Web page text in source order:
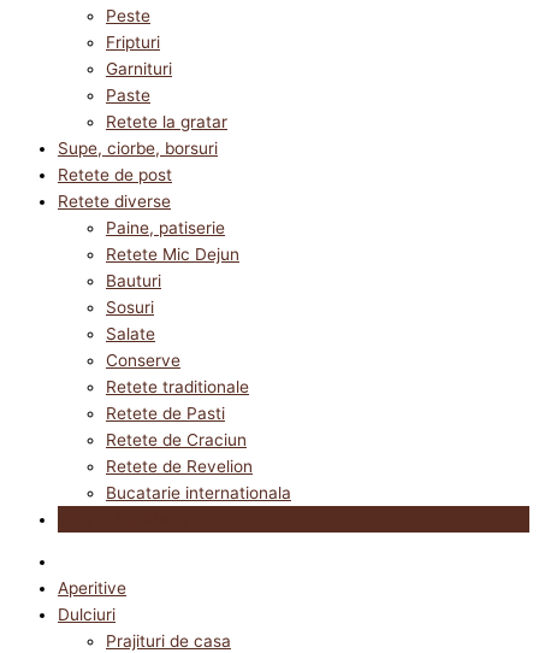
Peste
Fripturi
Garnituri
Paste
Retete la gratar
Supe, ciorbe, borsuri
Retete de post
Retete diverse
Paine, patiserie
Retete Mic Dejun
Bauturi
Sosuri
Salate
Conserve
Retete traditionale
Retete de Pasti
Retete de Craciun
Retete de Revelion
Bucatarie internationala
Aperitive
Dulciuri
Prajituri de casa